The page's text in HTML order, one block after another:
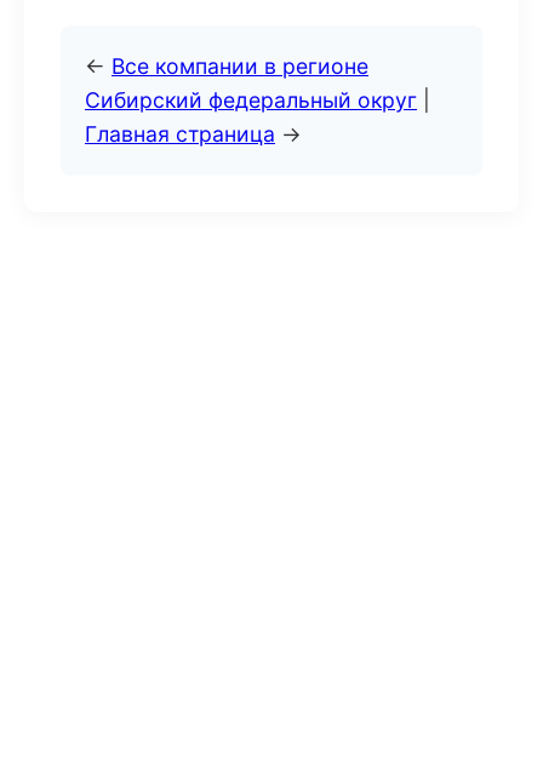
← Все компании в регионе
Сибирский федеральный округ
Главная страница →